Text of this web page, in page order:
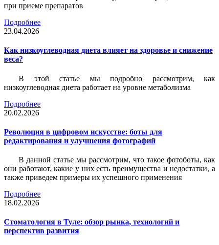
при приеме препаратов
Подробнее
23.04.2026
Как низкоуглеводная диета влияет на здоровье и снижение
веса?
В этой статье мы подробно рассмотрим, как
низкоуглеводная диета работает на уровне метаболизма
Подробнее
20.02.2026
Революция в цифровом искусстве: боты для
редактирования и улучшения фотографий
В данной статье мы рассмотрим, что такое фотоботы, как
они работают, какие у них есть преимущества и недостатки, а
также приведем примеры их успешного применения
Подробнее
18.02.2026
Стоматология в Туле: обзор рынка, технологий и
перспектив развития